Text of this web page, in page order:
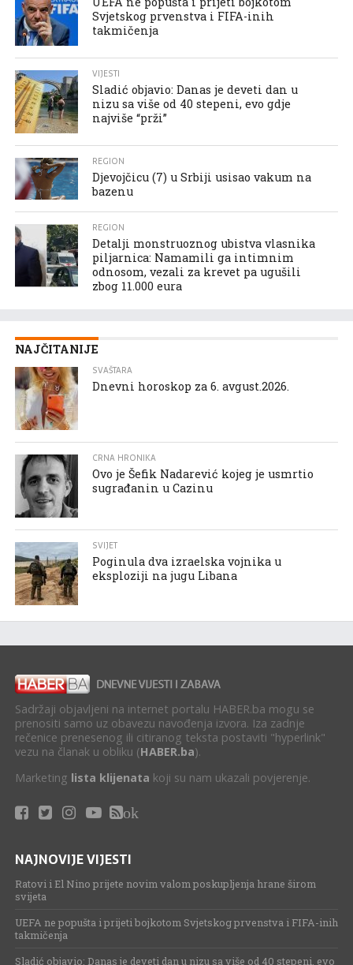
Svjetskog prvenstva i FIFA-inih
takmičenja
VIJESTI
Sladić objavio: Danas je deveti dan u
nizu sa više od 40 stepeni, evo gdje
najviše “prži”
REGION
Djevojčicu (7) u Srbiji usisao vakum na
bazenu
REGION
Detalji monstruoznog ubistva vlasnika
piljarnica: Namamili ga intimnim
odnosom, vezali za krevet pa ugušili
zbog 11.000 eura
NAJČITANIJE
SVAŠTARA
Dnevni horoskop za 6. avgust.2026.
CRNA HRONIKA
Ovo je Šefik Nadarević kojeg je usmrtio
sugrađanin u Cazinu
SVIJET
Poginula dva izraelska vojnika u
eksploziji na jugu Libana
Sadržaji objavljeni na internet portalu HABER.ba mogu se
prenositi samo uz obavezu navođenja izvora. Iza zadnje
rečenice prenesenog ili citiranog teksta postaviti "hyperlink"
vezu na članak u obliku (HABER.ba).
Marketing lista klijenata koji su nam ukazali povjerenje.
ok
NAJNOVIJE VIJESTI
Ratovi i El Nino prijete novim valom poskupljenja hrane širom
svijeta
UEFA ne popušta i prijeti bojkotom Svjetskog prvenstva i FIFA-inih
takmičenja
Sladić objavio: Danas je deveti dan u nizu sa više od 40 stepeni, evo